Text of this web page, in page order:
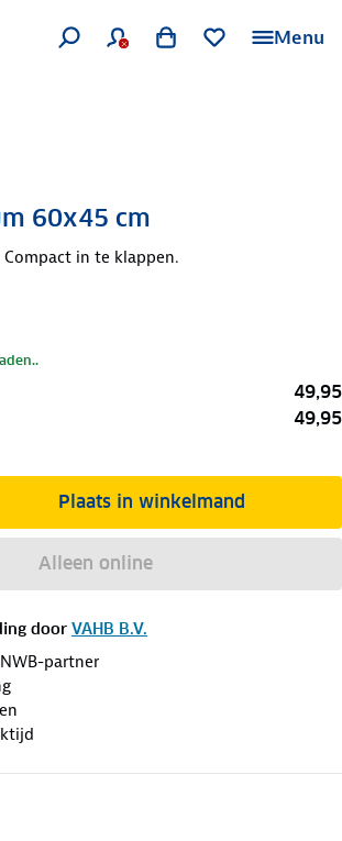
Menu
60x45 cm
Compact in te klappen.
49,95
49,95
Plaats in winkelmand
Alleen online
door VAHB B.V.
partner